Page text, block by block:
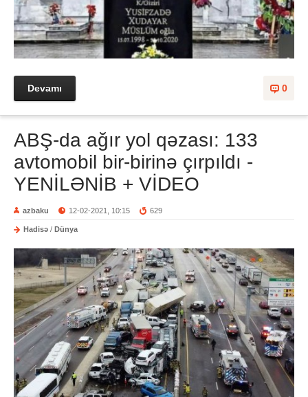
0
Devamı
ABŞ-da ağır yol qəzası: 133
avtomobil bir-birinə çırpıldı -
YENİLƏNİB + VİDEO
azbaku 12-02-2021, 10:15 629
Hadisə / Dünya